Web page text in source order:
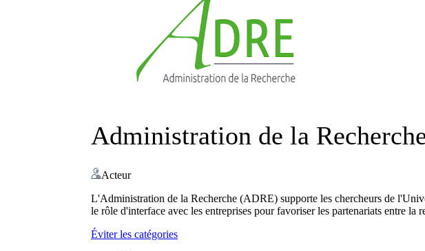
Administration de la
Acteur
L'Administration de la Recherche (ADRE) supporte les chercheurs de
le rôle d'interface avec les entreprises pour favoriser les partenariats entre la
Éviter les catégories